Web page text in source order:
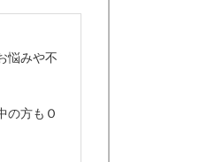
悩みや不
の方もＯ